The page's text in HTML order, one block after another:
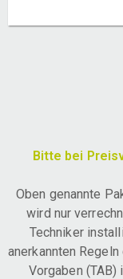
Bitte bei
Oben genannte
wird nur
Techniker
anerkannten
Vorgaben